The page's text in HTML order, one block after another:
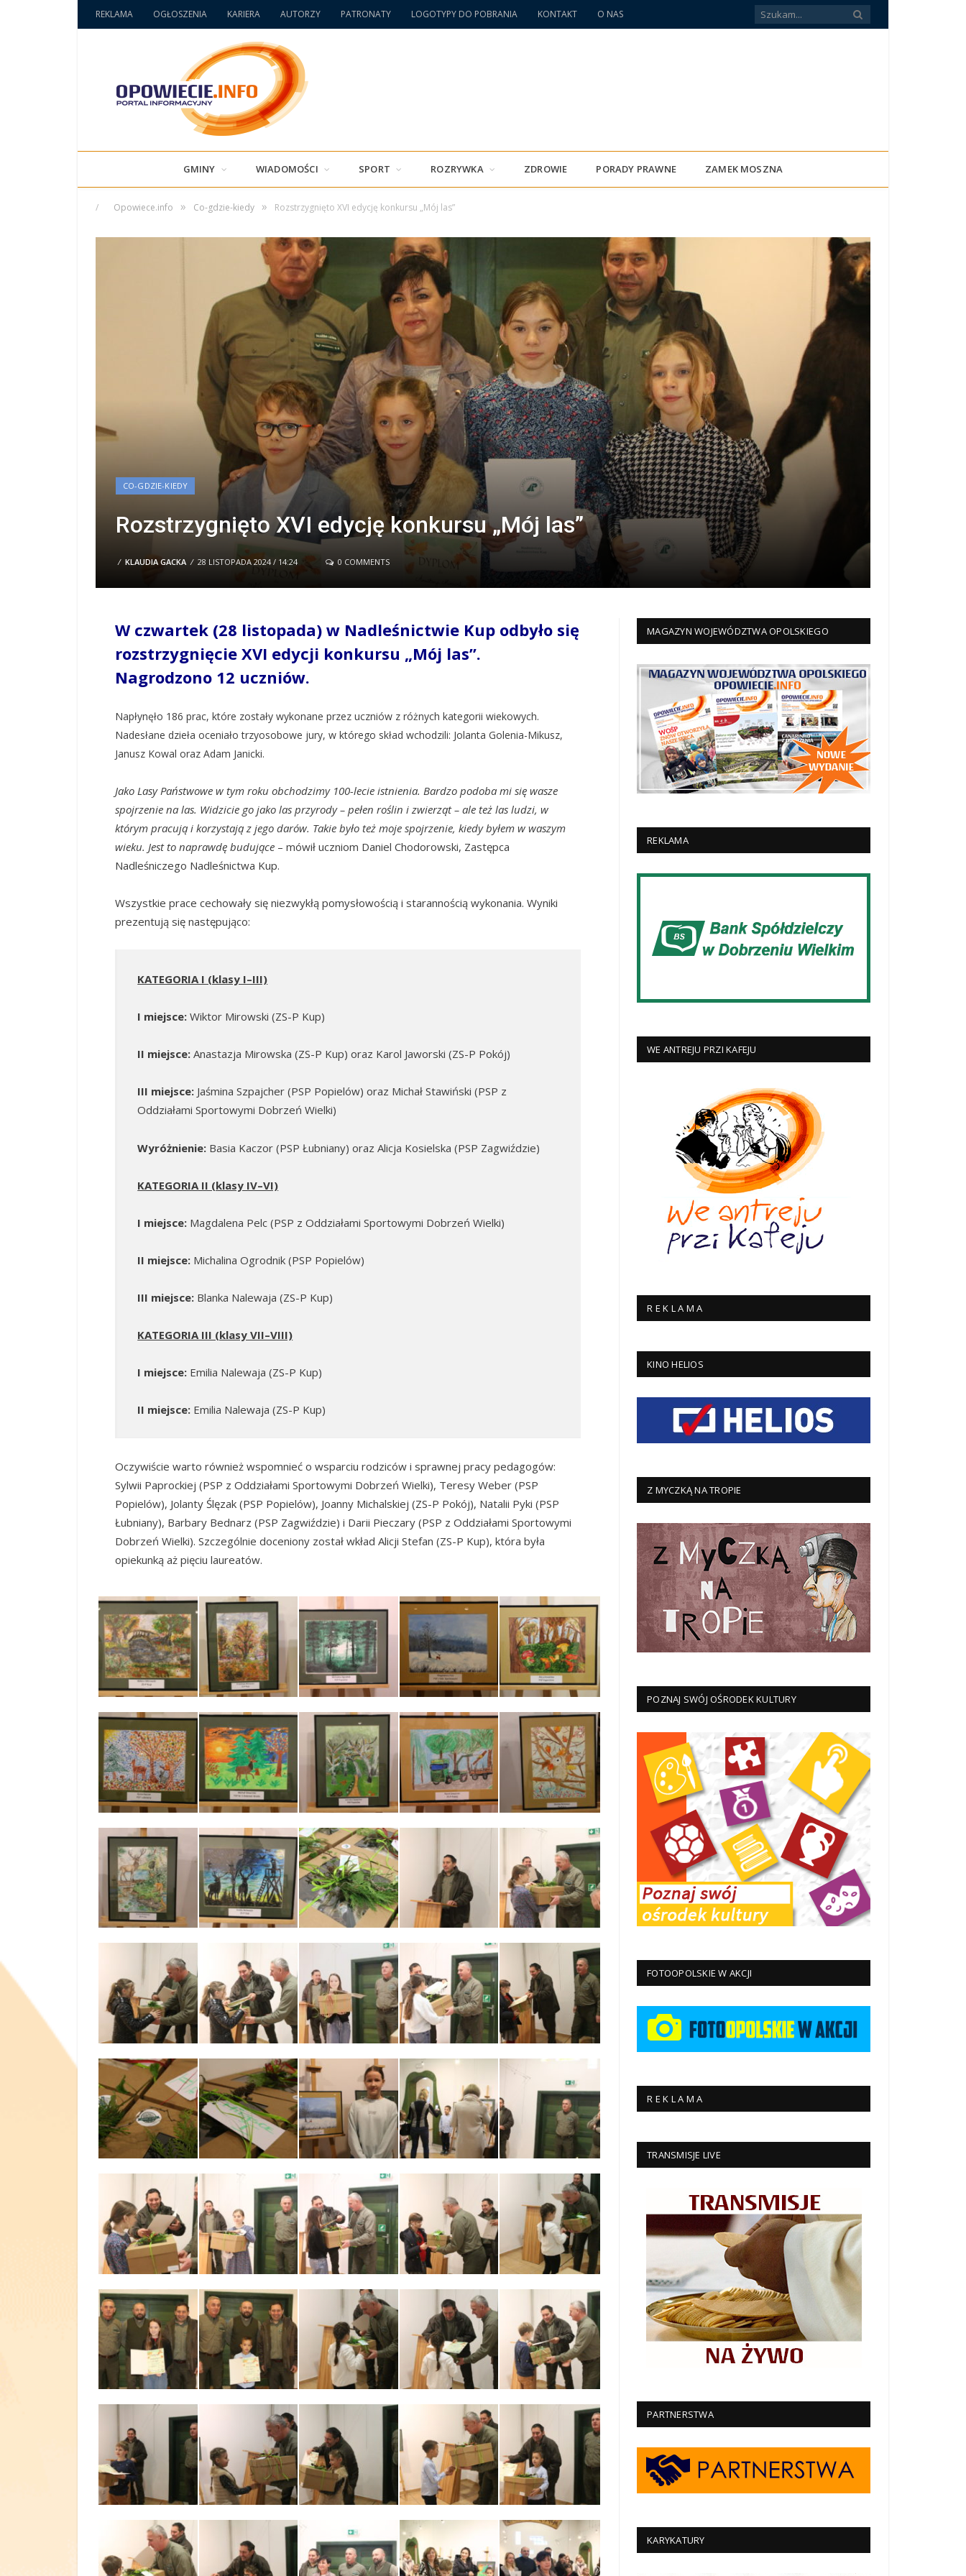
REKLAMA OGŁOSZENIA KARIERA AUTORZY PATRONATY LOGOTYPY DO POBRANIA KONTAKT O NAS
GMINY WIADOMOŚCI SPORT ROZRYWKA ZDROWIE PORADY PRAWNE ZAMEK MOSZNA
/ Opowiece.info » Co-gdzie-kiedy » Rozstrzygnięto XVI edycję konkursu „Mój las”
CO-GDZIE-KIEDY
Rozstrzygnięto XVI edycję konkursu „Mój las”
/ KLAUDIA GACKA / 28 LISTOPADA 2024 / 14:24 0 COMMENTS
W czwartek (28 listopada) w Nadleśnictwie Kup odbyło się
rozstrzygnięcie XVI edycji konkursu „Mój las”.
Nagrodzono 12 uczniów.
Napłynęło 186 prac, które zostały wykonane przez uczniów z różnych kategorii wiekowych.
Nadesłane dzieła oceniało trzyosobowe jury, w którego skład wchodzili: Jolanta Golenia-Mikusz,
Janusz Kowal oraz Adam Janicki.
Jako Lasy Państwowe w tym roku obchodzimy 100-lecie istnienia. Bardzo podoba mi się wasze
spojrzenie na las. Widzicie go jako las przyrody – pełen roślin i zwierząt – ale też las ludzi, w
którym pracują i korzystają z jego darów. Takie było też moje spojrzenie, kiedy byłem w waszym
wieku. Jest to naprawdę budujące – mówił uczniom Daniel Chodorowski, Zastępca
Nadleśniczego Nadleśnictwa Kup.
Wszystkie prace cechowały się niezwykłą pomysłowością i starannością wykonania. Wyniki
prezentują się następująco:
KATEGORIA I (klasy I–III)
I miejsce:Wiktor Mirowski (ZS-P Kup)
II miejsce:Anastazja Mirowska (ZS-P Kup) oraz Karol Jaworski (ZS-P Pokój)
III miejsce: Jaśmina Szpajcher (PSP Popielów) oraz Michał Stawiński (PSP z
Oddziałami Sportowymi Dobrzeń Wielki)
Wyróżnienie: Basia Kaczor (PSP Łubniany) oraz Alicja Kosielska (PSP Zagwiździe)
KATEGORIA II (klasy IV–VI)
I miejsce: Magdalena Pelc (PSP z Oddziałami Sportowymi Dobrzeń Wielki)
II miejsce: Michalina Ogrodnik (PSP Popielów)
III miejsce: Blanka Nalewaja (ZS-P Kup)
KATEGORIA III (klasy VII–VIII)
I miejsce: Emilia Nalewaja (ZS-P Kup)
II miejsce: Emilia Nalewaja (ZS-P Kup)
Oczywiście warto również wspomnieć o wsparciu rodziców i sprawnej pracy pedagogów:
Sylwii Paprockiej (PSP z Oddziałami Sportowymi Dobrzeń Wielki), Teresy Weber (PSP
Popielów), Jolanty Ślęzak (PSP Popielów), Joanny Michalskiej (ZS-P Pokój), Natalii Pyki (PSP
Łubniany), Barbary Bednarz (PSP Zagwiździe) i Darii Pieczary (PSP z Oddziałami Sportowymi
Dobrzeń Wielki). Szczególnie doceniony został wkład Alicji Stefan (ZS-P Kup), która była
opiekunką aż pięciu laureatów.
MAGAZYN WOJEWÓDZTWA OPOLSKIEGO
REKLAMA
WE ANTREJU PRZI KAFEJU
R E K L A M A
KINO HELIOS
Z MYCZKĄ NA TROPIE
POZNAJ SWÓJ OŚRODEK KULTURY
FOTOOPOLSKIE W AKCJI
R E K L A M A
TRANSMISJE LIVE
PARTNERSTWA
KARYKATURY